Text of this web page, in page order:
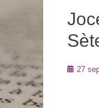
Posté
27